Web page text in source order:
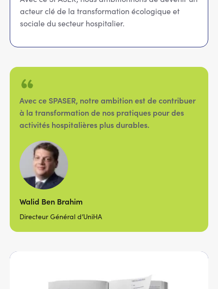
acteur clé de la transformation écologique et
sociale du secteur hospitalier.
Avec ce SPASER, notre ambition est de contribuer
à la transformation de nos pratiques pour des
activités hospitalières plus durables.
Walid Ben Brahim
Directeur Général d’UniHA